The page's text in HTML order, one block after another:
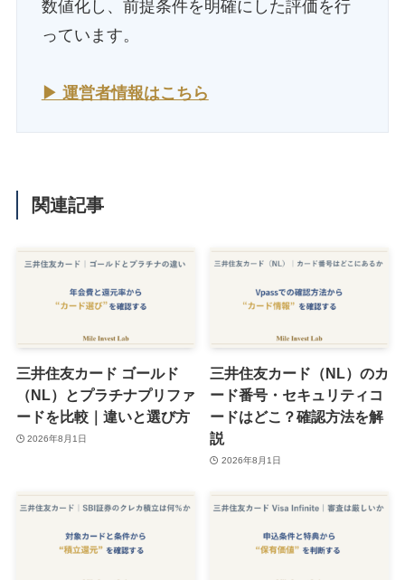
数値化し、前提条件を明確にした評価を行
っています。
▶ 運営者情報はこちら
関連記事
三井住友カード ゴールド
（NL）とプラチナプリファ
ードを比較｜違いと選び方
2026年8月1日
三井住友カード（NL）のカ
ード番号・セキュリティコ
ードはどこ？確認方法を解
説
2026年8月1日